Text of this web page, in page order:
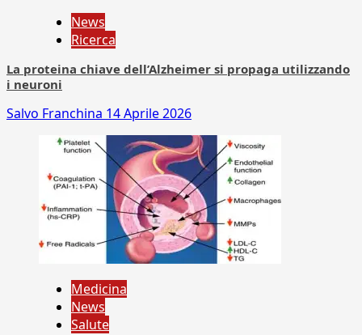
News
Ricerca
La proteina chiave dell’Alzheimer si propaga utilizzando
i neuroni
Salvo Franchina 14 Aprile 2026
Medicina
News
Salute